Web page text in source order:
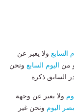
السابع ولا يعبر عن
من اليوم السابع ونحن
السابق ذكرة.
ولا يعبر عن وجهة
اليوم ونحن غير